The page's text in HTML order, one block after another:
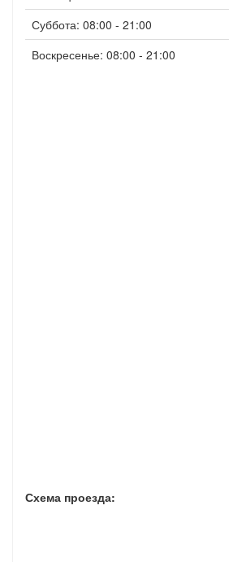
Суббота: 08:00 - 21:00
Воскресенье: 08:00 - 21:00
Схема проезда: